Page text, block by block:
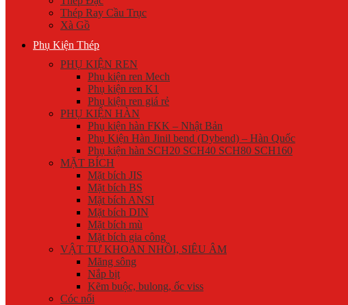
Thép Ray Cầu Trục
Xà Gồ
Phụ Kiện Thép
PHỤ KIỆN REN
Phụ kiện ren Mech
Phụ kiện ren K1
Phụ kiện ren giá rẻ
PHỤ KIỆN HÀN
Phụ kiện hàn FKK – Nhật Bản
Phụ Kiện Hàn Jinil bend (Dybend) – Hàn Quốc
Phụ kiện hàn SCH20 SCH40 SCH80 SCH160
MẶT BÍCH
Mặt bích JIS
Mặt bích BS
Mặt bích ANSI
Mặt bích DIN
Mặt bích mù
Mặt bích gia công
VẬT TƯ KHOAN NHỒI, SIÊU ÂM
Măng sông
Nắp bịt
Kẽm buộc, bulong, ốc viss
Cóc nối